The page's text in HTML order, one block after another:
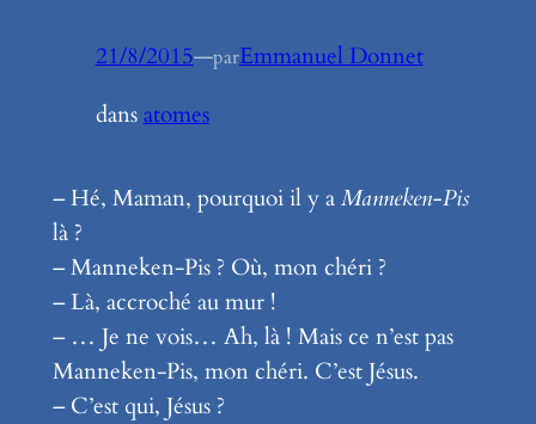
21/8/2015—parEmmanuel Donnet
dansatomes
– Hé, Maman, pourquoi il y aManneken-Pis
là ?
– Manneken-Pis ? Où, mon chéri ?
– Là, accroché au mur !
– … Je ne vois… Ah, là ! Mais ce n’est pas
Manneken-Pis, mon chéri. C’est Jésus.
– C’est qui, Jésus ?